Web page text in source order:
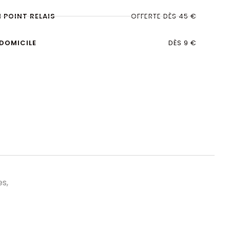
POINT RELAIS OFFERTE DÈS 45 €
DÈS 9 €